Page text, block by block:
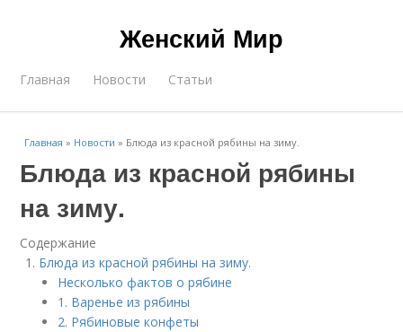
Женский Мир
Главная Новости Статьи
Главная » Новости » Блюда из красной рябины на зиму.
Блюда из красной рябины
на зиму.
Содержание
Блюда из красной рябины на зиму.
Несколько фактов о рябине
1. Варенье из рябины
2. Рябиновые конфеты